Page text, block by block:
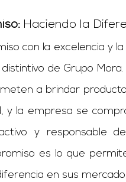
Haciendo la
con la excelencia y
de Grupo
a brindar
y la empresa se
y responsable
es lo que
en sus